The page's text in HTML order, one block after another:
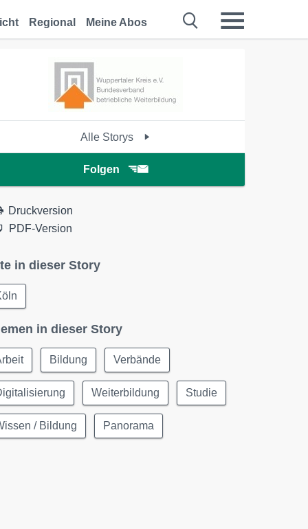
Regional Meine Abos
Alle Storys
Folgen
Druckversion
PDF-Version
in dieser Story
in dieser Story
Bildung Verbände
Weiterbildung Studie
/ Bildung Panorama